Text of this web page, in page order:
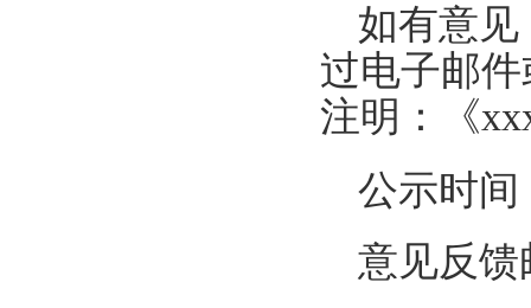
如有意
过电子邮
注明：《
公示时间
意见反馈